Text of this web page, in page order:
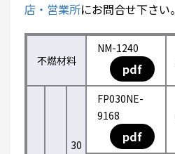
店・営業所にお問合せ下さい。
不燃材料
NM-1240
pdf
30
FP030NE-
9168
pdf